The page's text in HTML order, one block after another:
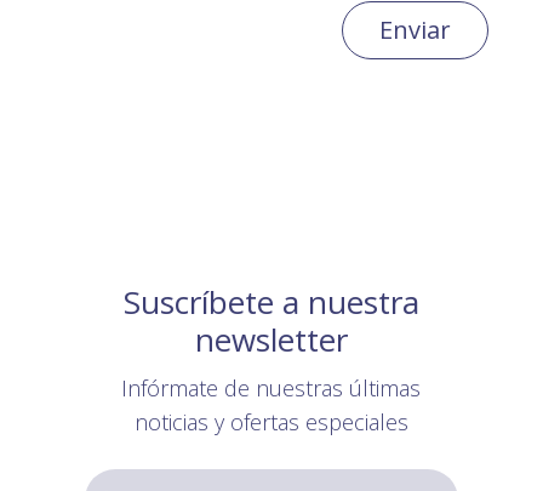
Enviar
Suscríbete a nuestra
newsletter
Infórmate de nuestras últimas
noticias y ofertas especiales